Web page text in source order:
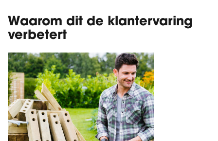
Waarom dit de klantervaring
verbetert